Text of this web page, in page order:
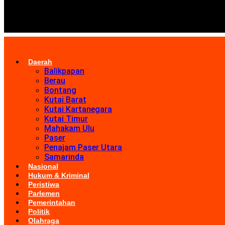
Daerah
Balikpapan
Berau
Bontang
Kutai Barat
Kutai Kartanegara
Kutai Timur
Mahakam Ulu
Paser
Penajam Paser Utara
Samarinda
Nasional
Hukum & Kriminal
Peristiwa
Parlemen
Pemerintahan
Politik
Olahraga